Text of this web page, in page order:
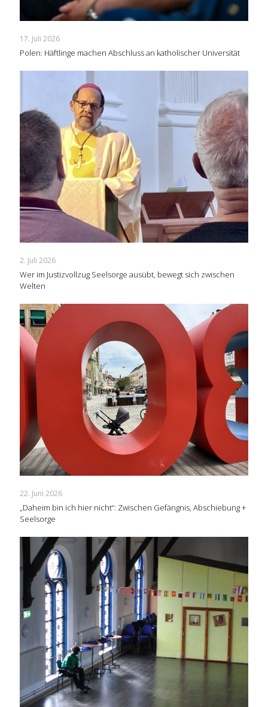
17. Juli 2026
Polen: Häftlinge machen Abschluss an katholischer Universität
2. Juli 2026
Wer im Justizvollzug Seelsorge ausübt, bewegt sich zwischen
Welten
22. Juni 2026
„Daheim bin ich hier nicht“: Zwischen Gefängnis, Abschiebung +
Seelsorge